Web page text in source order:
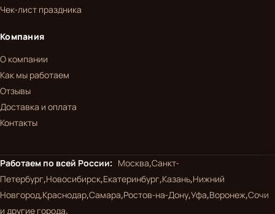
Чек-лист праздника
Компания
О компании
Как мы работаем
Отзывы
Доставка и оплата
Контакты
Работаем по всей России: Москва,Санкт-
Петербург,Новосибирск,Екатеринбург,Казань,Нижний
Новгород,Краснодар,Самара,Ростов-на-Дону,Уфа,Воронеж,Сочи
и другие города.